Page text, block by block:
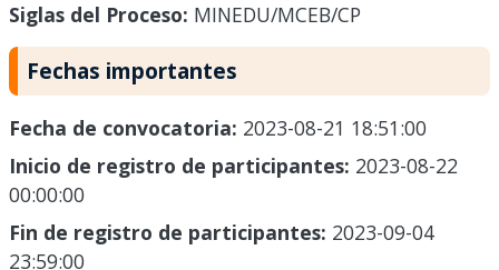
Siglas del Proceso: MINEDU/MCEB/CP
Fechas importantes
Fecha de convocatoria: 2023-08-21 18:51:00
Inicio de registro de participantes: 2023-08-22
00:00:00
Fin de registro de participantes: 2023-09-04
23:59:00